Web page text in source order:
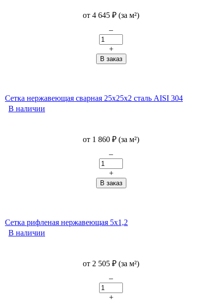
от 4 645 ₽ (за м²)
–
+
Сетка нержавеющая сварная 25х25х2 сталь AISI 304
В наличии
от 1 860 ₽ (за м²)
–
+
Сетка рифленая нержавеющая 5x1,2
В наличии
от 2 505 ₽ (за м²)
–
+